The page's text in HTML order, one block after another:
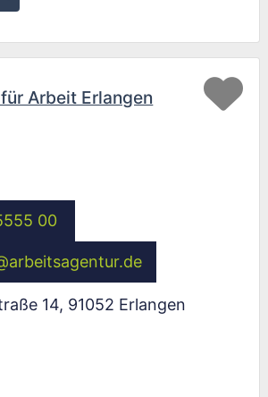
Arbeit Erlangen
00
arbeitsagentur.de
14, 91052 Erlangen